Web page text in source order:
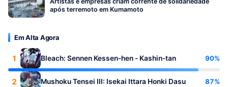
após terremoto em Kumamoto
Em Alta Agora
1 Bleach: Sennen Kessen-hen - Kashin-tan 90%
2 Mushoku Tensei III: Isekai Ittara Honki Dasu 87%